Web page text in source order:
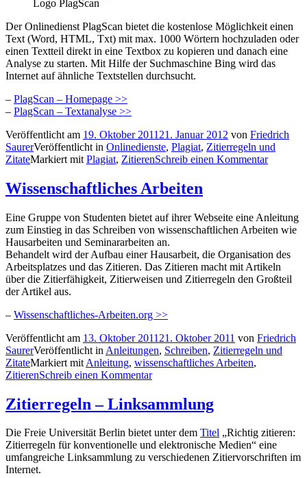
Logo PlagScan
Der Onlinedienst PlagScan bietet die kostenlose Möglichkeit einen
Text (Word, HTML, Txt) mit max. 1000 Wörtern hochzuladen oder
einen Textteil direkt in eine Textbox zu kopieren und danach eine
Analyse zu starten. Mit Hilfe der Suchmaschine Bing wird das
Internet auf ähnliche Textstellen durchsucht.
– PlagScan – Homepage >>
– PlagScan – Textanalyse >>
Veröffentlicht am 19. Oktober 2011 21. Januar 2012 von Friedrich
SaurerVeröffentlicht in Onlinedienste, Plagiat, Zitierregeln und
ZitateMarkiert mit Plagiat, ZitierenSchreib einen Kommentar
Wissenschaftliches Arbeiten
Eine Gruppe von Studenten bietet auf ihrer Webseite eine Anleitung
zum Einstieg in das Schreiben von wissenschaftlichen Arbeiten wie
Hausarbeiten und Seminararbeiten an.
Behandelt wird der Aufbau einer Hausarbeit, die Organisation des
Arbeitsplatzes und das Zitieren. Das Zitieren macht mit Artikeln
über die Zitierfähigkeit, Zitierweisen und Zitierregeln den Großteil
der Artikel aus.
– Wissenschaftliches-Arbeiten.org >>
Veröffentlicht am 13. Oktober 2011 21. Oktober 2011 von Friedrich
SaurerVeröffentlicht in Anleitungen, Schreiben, Zitierregeln und
ZitateMarkiert mit Anleitung, wissenschaftliches Arbeiten,
ZitierenSchreib einen Kommentar
Zitierregeln – Linksammlung
Die Freie Universität Berlin bietet unter dem Titel „Richtig zitieren:
Zitierregeln für konventionelle und elektronische Medien“ eine
umfangreiche Linksammlung zu verschiedenen Zitiervorschriften im
Internet.